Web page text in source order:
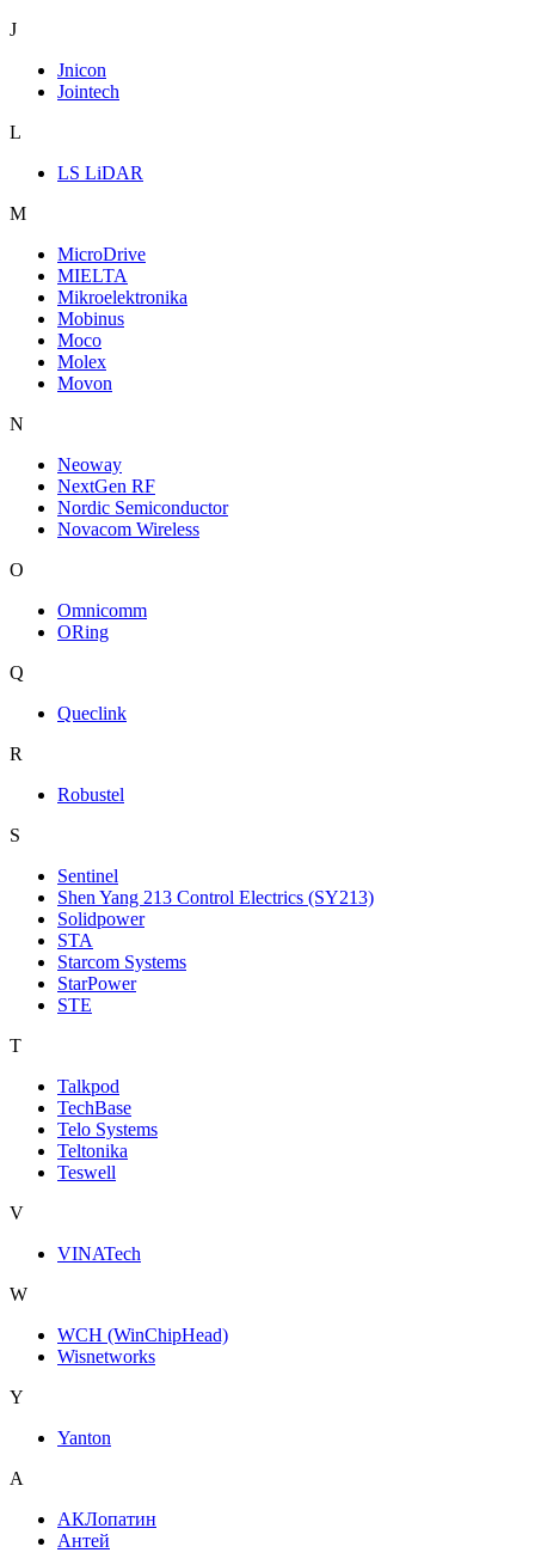
J
Jnicon
Jointech
L
LS LiDAR
M
MicroDrive
MIELTA
Mikroelektronika
Mobinus
Moco
Molex
Movon
N
Neoway
NextGen RF
Nordic Semiconductor
Novacom Wireless
O
Omnicomm
ORing
Q
Queclink
R
Robustel
S
Sentinel
Shen Yang 213 Control Electrics (SY213)
Solidpower
STA
Starcom Systems
StarPower
STE
T
Talkpod
TechBase
Telo Systems
Teltonika
Teswell
V
VINATech
W
WCH (WinChipHead)
Wisnetworks
Y
Yanton
А
АКЛопатин
Антей